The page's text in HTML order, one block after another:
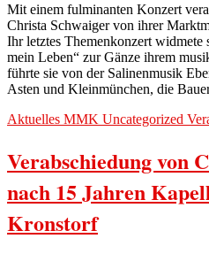
Mit einem fulminanten Konzert
Christa Schwaiger von ihrer
Ihr letztes Themenkonzert widmete
mein Leben“ zur Gänze ihrem
führte sie von der Salinenmusik
Asten und Kleinmünchen, die
Aktuelles MMK Uncategorized
Verabschiedung von
nach 15 Jahren
Kronstorf